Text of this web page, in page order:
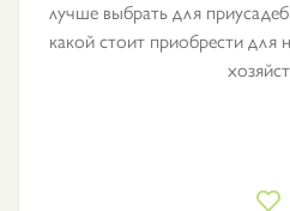
лучше выбрать для
какой стоит приобрести